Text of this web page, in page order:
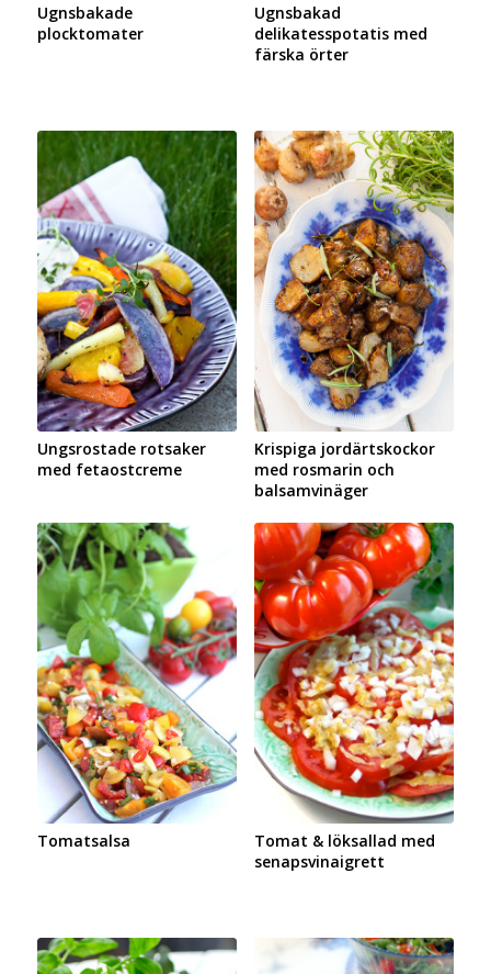
Ugnsbakade
plocktomater
Ugnsbakad
delikatesspotatis med
färska örter
Ungsrostade rotsaker
med fetaostcreme
Krispiga jordärtskockor
med rosmarin och
balsamvinäger
Tomatsalsa
Tomat & löksallad med
senapsvinaigrett